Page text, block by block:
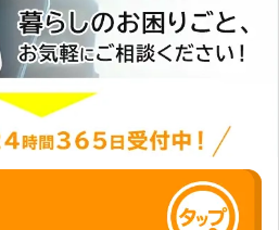
おります。ぜひ安心してご相談をいた
だけたらと思います。 ●終わりに 伐
採をすることで、伸びすぎてしまった
庭木を処分することができます。お客
様自身も庭木を手入れする手間が無く
なって、自由に使える時間が増えてと
てもいいですよね。ぜひ「北海道AAA
プロダクト」に庭木の伐採をおまかせ